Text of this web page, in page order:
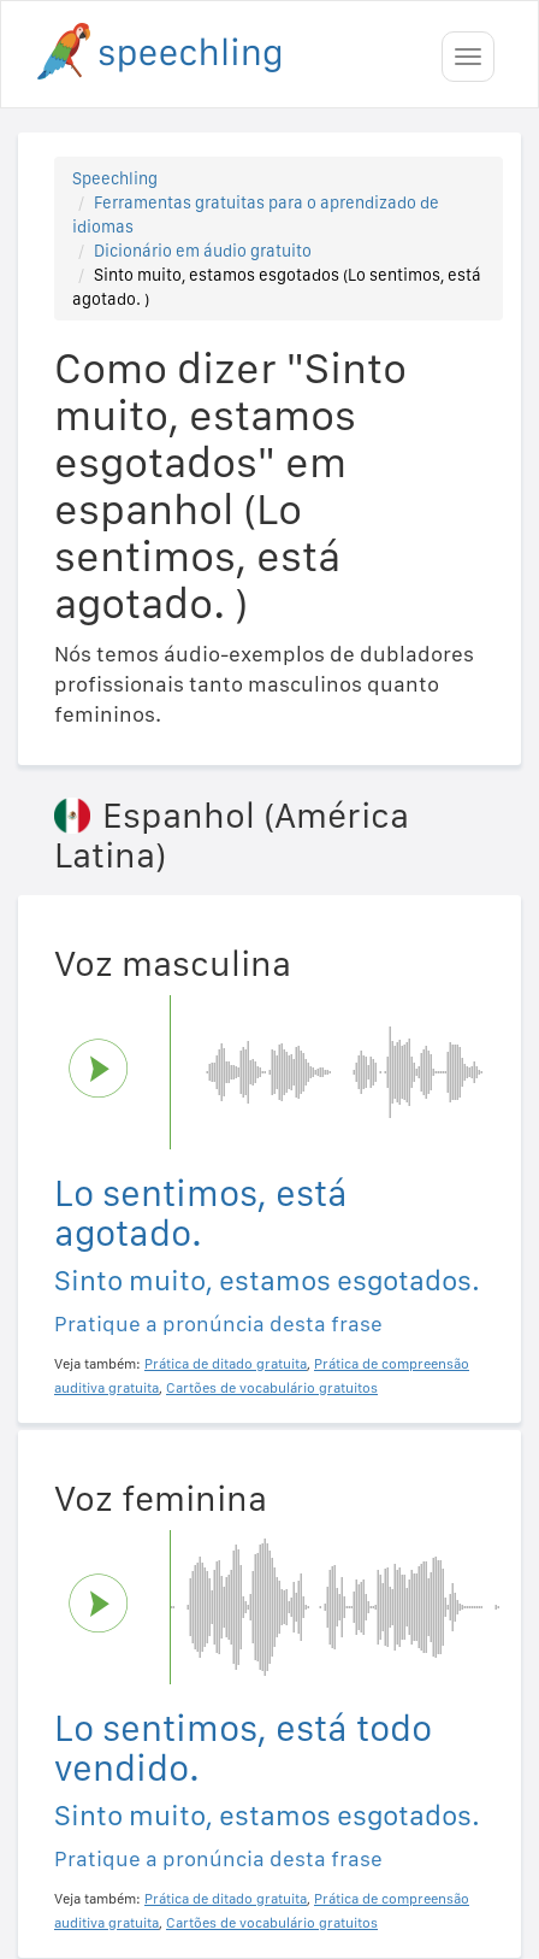
Toggle
Speechling
Ferramentas gratuitas para o aprendizado de
idiomas
Dicionário em áudio gratuito
Sinto muito, estamos esgotados (Lo sentimos, está
agotado. )
Como dizer "Sinto
muito, estamos
esgotados" em
espanhol (Lo
sentimos, está
agotado. )
Nós temos áudio-exemplos de dubladores
profissionais tanto masculinos quanto
femininos.
Espanhol (América
Latina)
Voz masculina
Lo sentimos, está
agotado.
Sinto muito, estamos esgotados.
Pratique a pronúncia desta frase
Veja também: Prática de ditado gratuita, Prática de compreensão
auditiva gratuita, Cartões de vocabulário gratuitos
Voz feminina
Lo sentimos, está todo
vendido.
Sinto muito, estamos esgotados.
Pratique a pronúncia desta frase
Veja também: Prática de ditado gratuita, Prática de compreensão
auditiva gratuita, Cartões de vocabulário gratuitos